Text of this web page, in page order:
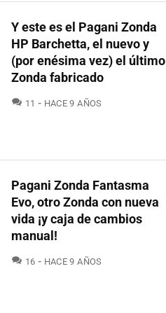
Y este es el Pagani Zonda
HP Barchetta, el nuevo y
(por enésima vez) el último
Zonda fabricado
11 COMENTARIOS
HACE 9 AÑOS
Pagani Zonda Fantasma
Evo, otro Zonda con nueva
vida ¡y caja de cambios
manual!
16 COMENTARIOS
HACE 9 AÑOS